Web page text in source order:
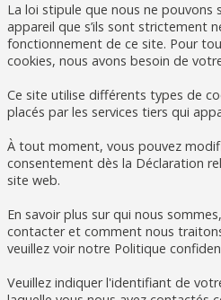
La loi stipule que nous ne pouvons
appareil que s’ils sont strictement
fonctionnement de ce site. Pour
cookies, nous avons besoin de
Ce site utilise différents types de
placés par les services tiers qui
À tout moment, vous pouvez
consentement dès la Déclaration
site web.
En savoir plus sur qui nous
contacter et comment nous
veuillez voir notre Politique
Veuillez indiquer l'identifiant de